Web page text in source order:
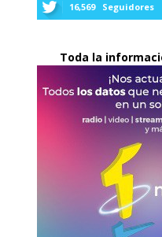
16,569 Seguidores
Toda la